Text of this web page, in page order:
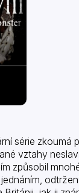
série zkoumá
vztahy
způsobil